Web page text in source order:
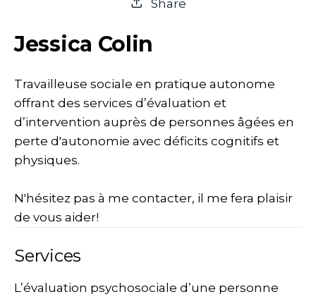
Share
Jessica Colin
Travailleuse sociale en pratique autonome
offrant des services d’évaluation et
d’intervention auprès de personnes âgées en
perte d'autonomie avec déficits cognitifs et
physiques.
N'hésitez pas à me contacter, il me fera plaisir
de vous aider!
Services
L’évaluation psychosociale d’une personne